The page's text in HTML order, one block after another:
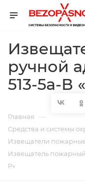
ручной
513-5a-В
Главная —
Средства и системы
Извещатели
Извещатель
P»